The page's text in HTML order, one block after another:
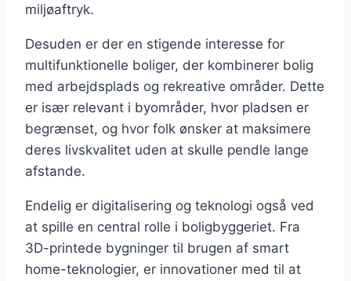
miljøaftryk.
Desuden er der en stigende interesse for
multifunktionelle boliger, der kombinerer bolig
med arbejdsplads og rekreative områder. Dette
er især relevant i byområder, hvor pladsen er
begrænset, og hvor folk ønsker at maksimere
deres livskvalitet uden at skulle pendle lange
afstande.
Endelig er digitalisering og teknologi også ved
at spille en central rolle i boligbyggeriet. Fra
3D-printede bygninger til brugen af smart
home-teknologier, er innovationer med til at